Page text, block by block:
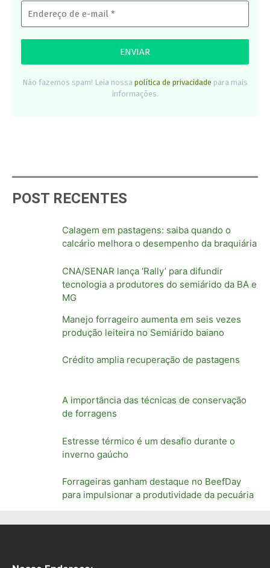
Não fazemos spam! Leia nossa política de privacidade para mais
informações.
POST RECENTES
Calagem em pastagens: saiba quando o
calcário melhora o desempenho da braquiária
CNA/SENAR lança ‘Rally’ para difundir
tecnologia a produtores do semiárido da BA e
MG
Manejo forrageiro aumenta em seis vezes
produção leiteira no Semiárido baiano
Crédito amplia recuperação de pastagens
A importância das técnicas de conservação
de forragens
Estresse térmico é um desafio durante o
inverno gaúcho
Forrageiras ganham destaque no BeefDay
para impulsionar a produtividade da pecuária